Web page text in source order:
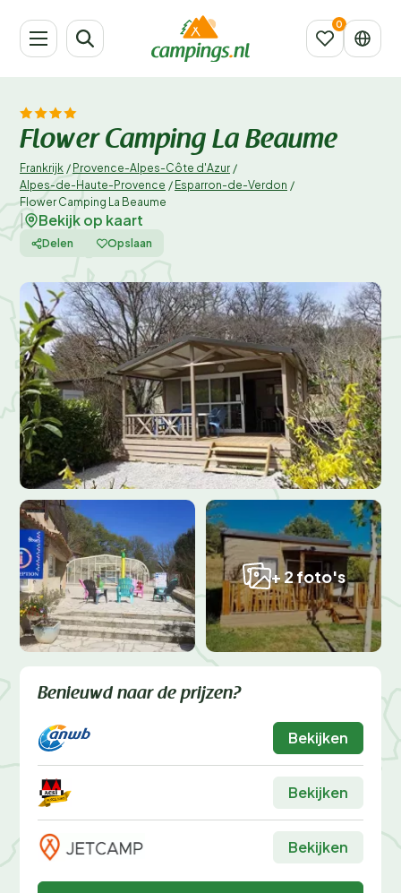
Flower Camping La Beaume
Frankrijk / Provence-Alpes-Côte d'Azur /
Alpes-de-Haute-Provence / Esparron-de-Verdon /
Flower Camping La Beaume
Bekijk op kaart
Delen Opslaan
+ 2 foto's
Benieuwd naar de prijzen?
Bekijken
Bekijken
Bekijken